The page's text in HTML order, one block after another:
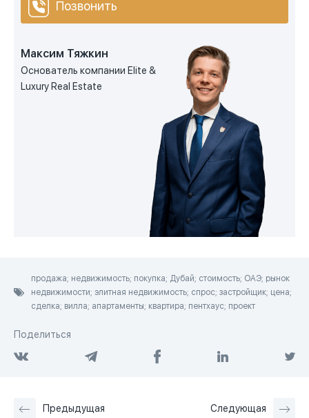
Позвонить
Максим Тяжкин
Основатель компании Elite &
Luxury Real Estate
продажа; недвижимость; покупка; Дубай; стоимость; ОАЭ; рынок
недвижимости; элитная недвижимость; спрос; застройщик; цена;
сделка; вилла; апартаменты; квартира; пентхаус; проект
Поделиться
Предыдущая Следующая